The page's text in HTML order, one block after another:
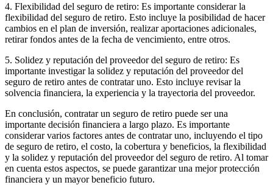
4. Flexibilidad del seguro de retiro: Es importante considerar la
flexibilidad del seguro de retiro. Esto incluye la posibilidad de hacer
cambios en el plan de inversión, realizar aportaciones adicionales,
retirar fondos antes de la fecha de vencimiento, entre otros.
5. Solidez y reputación del proveedor del seguro de retiro: Es
importante investigar la solidez y reputación del proveedor del
seguro de retiro antes de contratar uno. Esto incluye revisar la
solvencia financiera, la experiencia y la trayectoria del proveedor.
En conclusión, contratar un seguro de retiro puede ser una
importante decisión financiera a largo plazo. Es importante
considerar varios factores antes de contratar uno, incluyendo el tipo
de seguro de retiro, el costo, la cobertura y beneficios, la flexibilidad
y la solidez y reputación del proveedor del seguro de retiro. Al tomar
en cuenta estos aspectos, se puede garantizar una mejor protección
financiera y un mayor beneficio futuro.